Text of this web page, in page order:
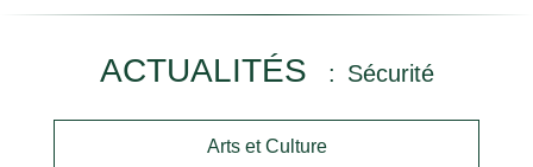
ACTUALITÉS Sécurité
Arts et Culture